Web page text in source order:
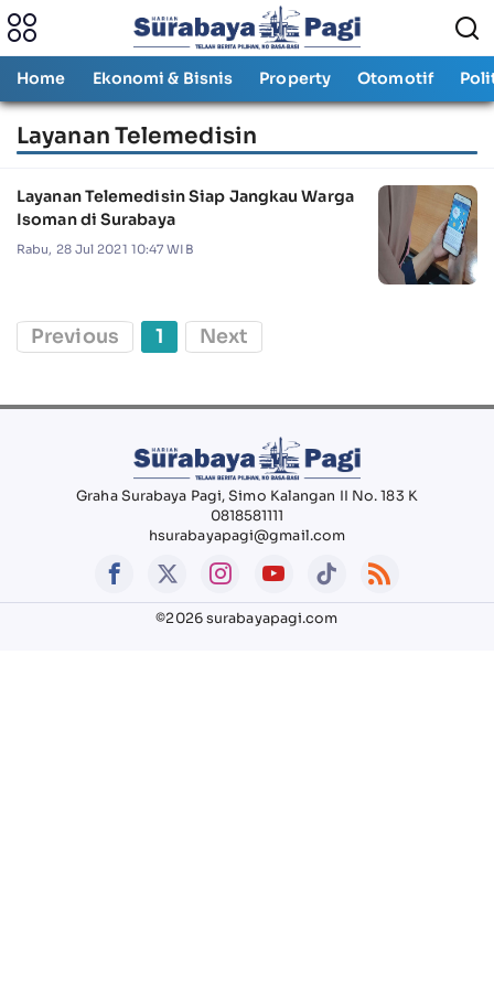
Home Ekonomi & Bisnis Property Otomotif
Layanan Telemedisin
Layanan Telemedisin Siap Jangkau Warga
Isoman di Surabaya
Rabu, 28 Jul 2021 10:47 WIB
Previous 1 Next
Graha Surabaya Pagi, Simo Kalangan II No. 183 K
0818581111
hsurabayapagi@gmail.com
©2026 surabayapagi.com